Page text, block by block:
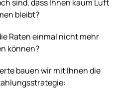
sind, dass Ihnen kaum Luft
bleibt?
Raten einmal nicht mehr
können?
bauen wir mit Ihnen die